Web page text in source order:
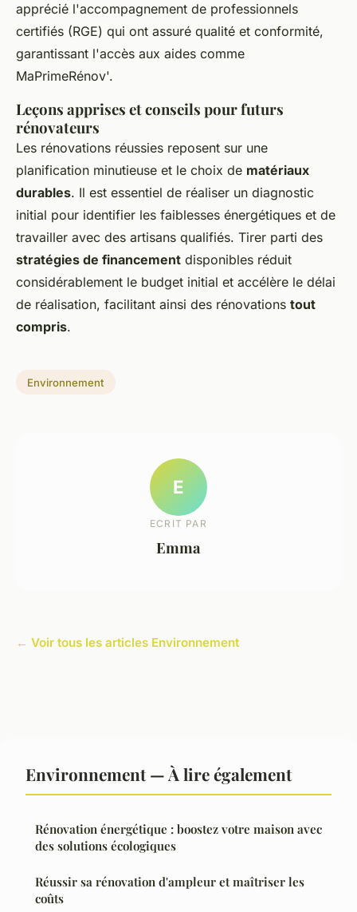
apprécié l'accompagnement de professionnels
certifiés (RGE) qui ont assuré qualité et conformité,
garantissant l'accès aux aides comme
MaPrimeRénov'.
Leçons apprises et conseils pour futurs
rénovateurs
Les rénovations réussies reposent sur une
planification minutieuse et le choix de matériaux
durables. Il est essentiel de réaliser un diagnostic
initial pour identifier les faiblesses énergétiques et de
travailler avec des artisans qualifiés. Tirer parti des
stratégies de financement disponibles réduit
considérablement le budget initial et accélère le délai
de réalisation, facilitant ainsi des rénovations tout
compris.
Environnement
E
ECRIT PAR
Emma
← Voir tous les articles Environnement
Environnement — À lire également
Rénovation énergétique : boostez votre maison avec
des solutions écologiques
Réussir sa rénovation d'ampleur et maîtriser les
coûts